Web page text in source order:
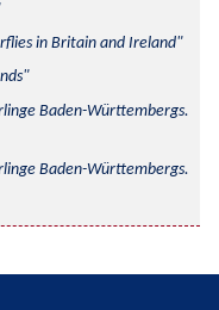
in Britain and Ireland
Baden-Württembergs.
Baden-Württembergs.